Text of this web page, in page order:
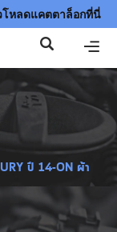
โหลดแคตตาล็อกที่นี่
ปี 14-ON ผ้า